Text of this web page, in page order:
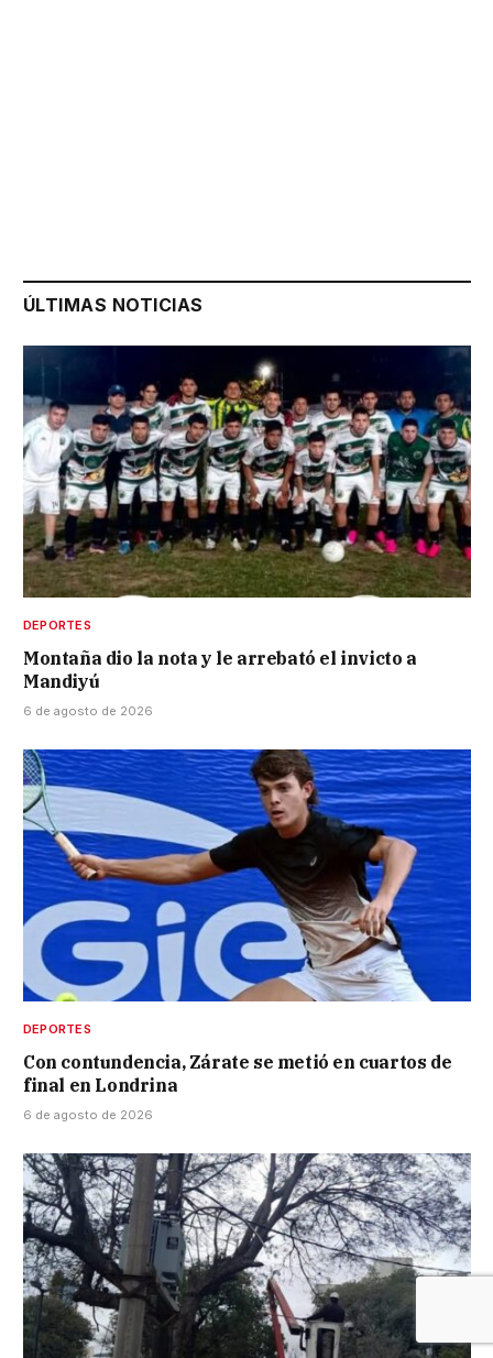
ÚLTIMAS NOTICIAS
DEPORTES
Montaña dio la nota y le arrebató el invicto a
Mandiyú
6 de agosto de 2026
DEPORTES
Con contundencia, Zárate se metió en cuartos de
final en Londrina
6 de agosto de 2026